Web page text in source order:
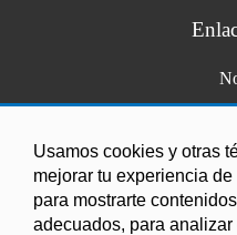
Usamos cookies y otras
mejorar tu experiencia
para mostrarte
adecuados, para
Entidades